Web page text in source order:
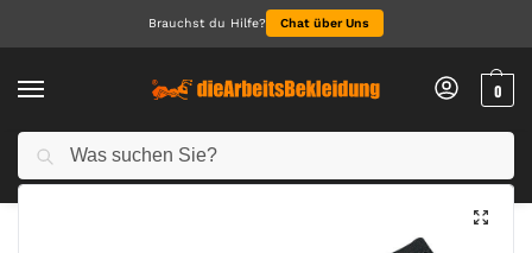
Brauchst du Hilfe? Chat über Uns
0
Start Accessoires / Caps & Hats